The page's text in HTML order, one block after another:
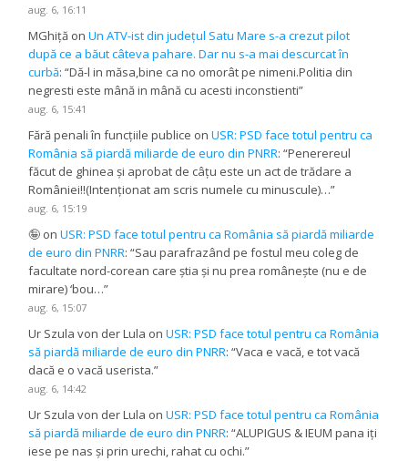
aug. 6, 16:11
MGhiță onUn ATV-ist din județul Satu Mare s-a crezut pilot
după ce a băut câteva pahare. Dar nu s-a mai descurcat în
curbă: “Dă-l in măsa,bine ca no omorât pe nimeni.Politia din
negresti este mână in mână cu acesti inconstienti”
aug. 6, 15:41
Fără penali în funcțiile publice onUSR: PSD face totul pentru ca
România să piardă miliarde de euro din PNRR: “Penerereul
făcut de ghinea și aprobat de câțu este un act de trădare a
României!!(Intenționat am scris numele cu minuscule)…”
aug. 6, 15:19
🤪 onUSR: PSD face totul pentru ca România să piardă miliarde
de euro din PNRR: “Sau parafrazând pe fostul meu coleg de
facultate nord-corean care știa și nu prea românește (nu e de
mirare) ‘bou…”
aug. 6, 15:07
Ur Szula von der Lula onUSR: PSD face totul pentru ca România
să piardă miliarde de euro din PNRR: “Vaca e vacă, e tot vacă
dacă e o vacă userista.”
aug. 6, 14:42
Ur Szula von der Lula onUSR: PSD face totul pentru ca România
să piardă miliarde de euro din PNRR: “ALUPIGUS & IEUM pana iți
iese pe nas și prin urechi, rahat cu ochi.”